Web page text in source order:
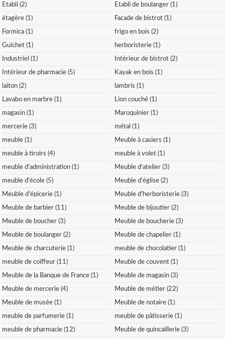
Etabli (2) Etabli de boulanger (1)
étagère (1) Facade de bistrot (1)
Formica (1) frigo en bois (2)
Guichet (1) herboristerie (1)
Industriel (1) Intérieur de bistrot (2)
Intérieur de pharmacie (5) Kayak en bois (1)
laiton (2) lambris (1)
Lavabo en marbre (1) Lion couché (1)
magasin (1) Maroquinier (1)
mercerie (3) métal (1)
meuble (1) Meuble à casiers (1)
meuble à tiroirs (4) meuble à volet (1)
meuble d'administration (1) Meuble d'atelier (3)
meuble d'école (5) Meuble d'église (2)
Meuble d'épicerie (1) Meuble d'herboristerie (3)
Meuble de barbier (11) Meuble de bijoutier (2)
Meuble de boucher (3) Meuble de boucherie (3)
Meuble de boulanger (2) Meuble de chapelier (1)
Meuble de charcuterie (1) meuble de chocolatier (1)
meuble de coiffeur (11) Meuble de couvent (1)
Meuble de la Banque de France (1) Meuble de magasin (3)
Meuble de mercerie (4) Meuble de métier (22)
Meuble de musée (1) Meuble de notaire (1)
meuble de parfumerie (1) meuble de pâtisserie (1)
meuble de pharmacie (12) Meuble de quincaillerie (3)